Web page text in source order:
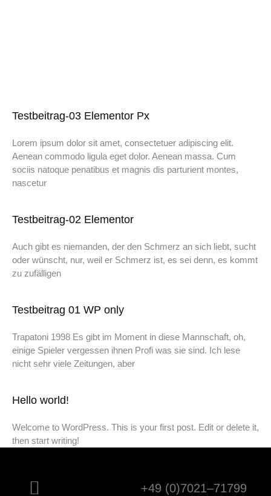
Testbeitrag-03 Elementor Px
Lorem ipsum dolor sit amet, consectetuer adipiscing elit.
Aenean commodo ligula eget dolor. Aenean massa. Cum
sociis natoque penatibus et magnis dis parturient montes,
nascetur
Testbeitrag-02 Elementor
Auch gibt es niemanden, der den Schmerz an sich liebt, sucht
oder wünscht, nur, weil er Schmerz ist, es sei denn, es kommt
zu zufälligen
Testbeitrag 01 WP only
Trapatoni 1998 Es gibt im Moment in diese Mannschaft, oh,
einige Spieler vergessen ihnen Profi was sie sind. Ich lese
nicht sehr viele Zeitungen, aber
Hello world!
Welcome to WordPress. This is your first post. Edit or delete it,
then start writing!
+49 (0)7021–71799